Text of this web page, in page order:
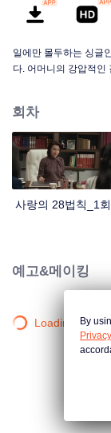
일에만 몰두하는 싱글
다. 어머니의 강압적인
함을 눈치챘다는 것이
거듭되는 와중에 진시
게 되어 손잡고 더욱
회차
사랑의 28법칙_1회
예고&메이킹
Loading…By